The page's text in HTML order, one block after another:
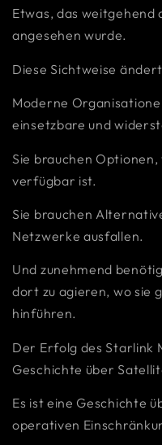
Etwas, das weitgehend
angesehen wurde.
Diese Sichtweise
Moderne
einsetzbare und
Sie brauchen
verfügbar ist.
Sie brauchen
Netzwerke ausfallen.
Und zunehmend
dort zu agieren, wo sie
hinführen.
Der Erfolg des Starlink
Geschichte über
Es ist eine Geschichte
operativen